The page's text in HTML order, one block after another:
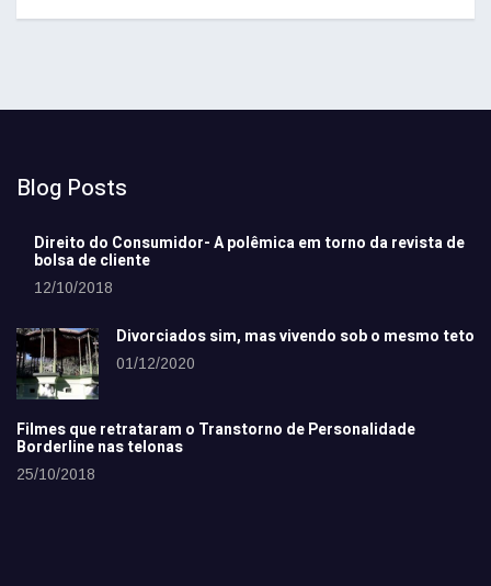
Blog Posts
Direito do Consumidor- A polêmica em torno da revista de
bolsa de cliente
12/10/2018
Divorciados sim, mas vivendo sob o mesmo teto
01/12/2020
Filmes que retrataram o Transtorno de Personalidade
Borderline nas telonas
25/10/2018